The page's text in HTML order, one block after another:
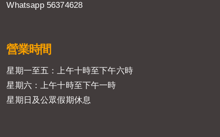
Whatsapp 56374628
營業時間
星期一至五：上午十時至下午六時
星期六：上午十時至下午一時
星期日及公眾假期休息